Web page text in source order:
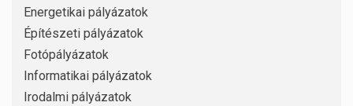
Energetikai pályázatok
Építészeti pályázatok
Fotópályázatok
Informatikai pályázatok
Irodalmi pályázatok